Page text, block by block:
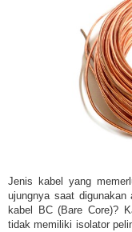
Jenis kabel yang
ujungnya saat
kabel BC (Bare Core)?
tidak memiliki isolator